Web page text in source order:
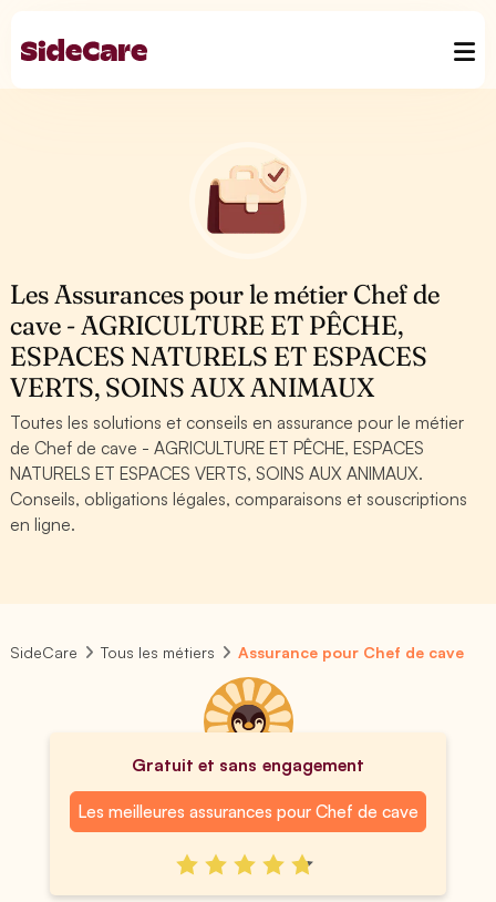
Les Assurances pour le métier Chef de
cave - AGRICULTURE ET PÊCHE,
ESPACES NATURELS ET ESPACES
VERTS, SOINS AUX ANIMAUX
Toutes les solutions et conseils en assurance pour le métier
de Chef de cave - AGRICULTURE ET PÊCHE, ESPACES
NATURELS ET ESPACES VERTS, SOINS AUX ANIMAUX.
Conseils, obligations légales, comparaisons et souscriptions
en ligne.
SideCare Tous les métiers Assurance pour Chef de cave
Gratuit et sans engagement
Les meilleures assurances pour Chef de cave